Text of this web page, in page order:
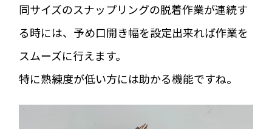
同サイズのスナップリングの脱着作業が連続す
る時には、予め口開き幅を設定出来れば作業を
スムーズに行えます。
特に熟練度が低い方には助かる機能ですね。